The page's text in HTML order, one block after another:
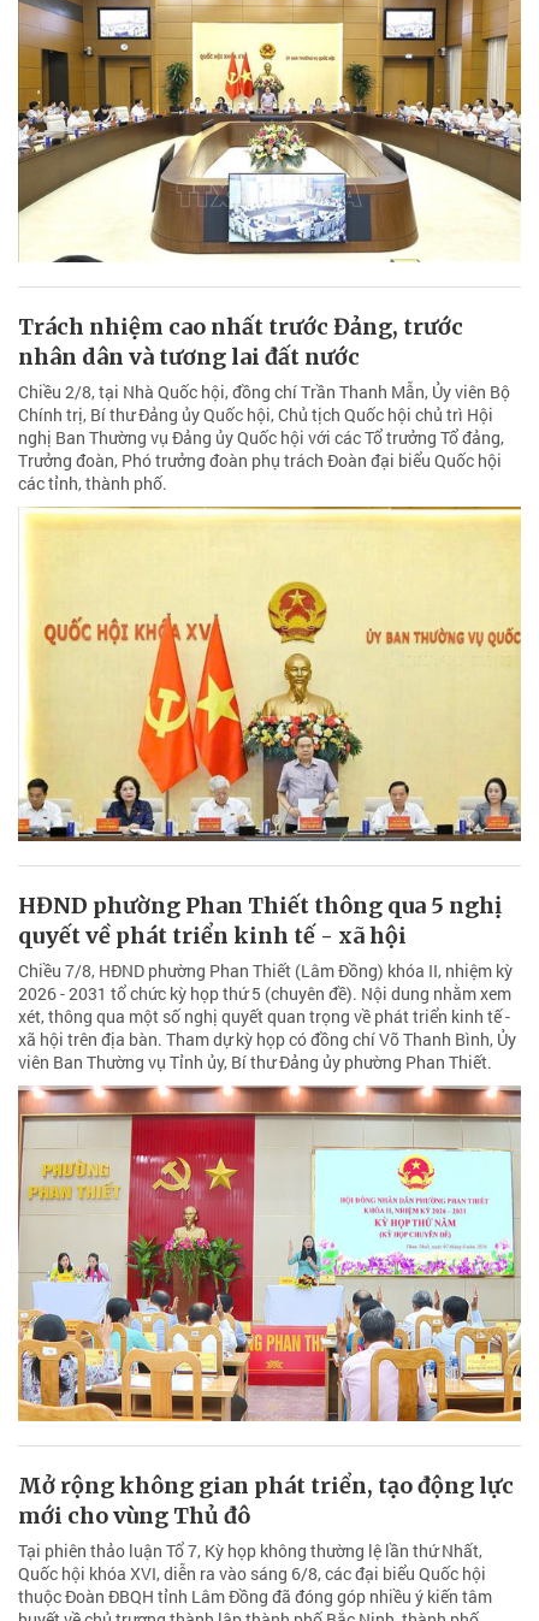
Trách nhiệm cao nhất trước Đảng, trước
nhân dân và tương lai đất nước
Chiều 2/8, tại Nhà Quốc hội, đồng chí Trần Thanh Mẫn, Ủy viên Bộ
Chính trị, Bí thư Đảng ủy Quốc hội, Chủ tịch Quốc hội chủ trì Hội
nghị Ban Thường vụ Đảng ủy Quốc hội với các Tổ trưởng Tổ đảng,
Trưởng đoàn, Phó trưởng đoàn phụ trách Đoàn đại biểu Quốc hội
các tỉnh, thành phố.
HĐND phường Phan Thiết thông qua 5 nghị
quyết về phát triển kinh tế - xã hội
Chiều 7/8, HĐND phường Phan Thiết (Lâm Đồng) khóa II, nhiệm kỳ
2026 - 2031 tổ chức kỳ họp thứ 5 (chuyên đề). Nội dung nhằm xem
xét, thông qua một số nghị quyết quan trọng về phát triển kinh tế -
xã hội trên địa bàn. Tham dự kỳ họp có đồng chí Võ Thanh Bình, Ủy
viên Ban Thường vụ Tỉnh ủy, Bí thư Đảng ủy phường Phan Thiết.
Mở rộng không gian phát triển, tạo động lực
mới cho vùng Thủ đô
Tại phiên thảo luận Tổ 7, Kỳ họp không thường lệ lần thứ Nhất,
Quốc hội khóa XVI, diễn ra vào sáng 6/8, các đại biểu Quốc hội
thuộc Đoàn ĐBQH tỉnh Lâm Đồng đã đóng góp nhiều ý kiến tâm